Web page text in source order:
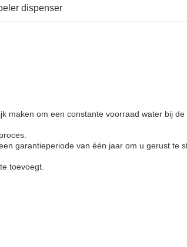
dispenser
maken om een constante voorraad water bij
garantieperiode van één jaar om u gerust te
toevoegt.